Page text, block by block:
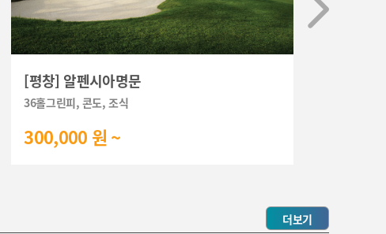
[평창] 알펜시아명문
36홀그린피, 콘도, 조식
300,000 원 ~
더보기